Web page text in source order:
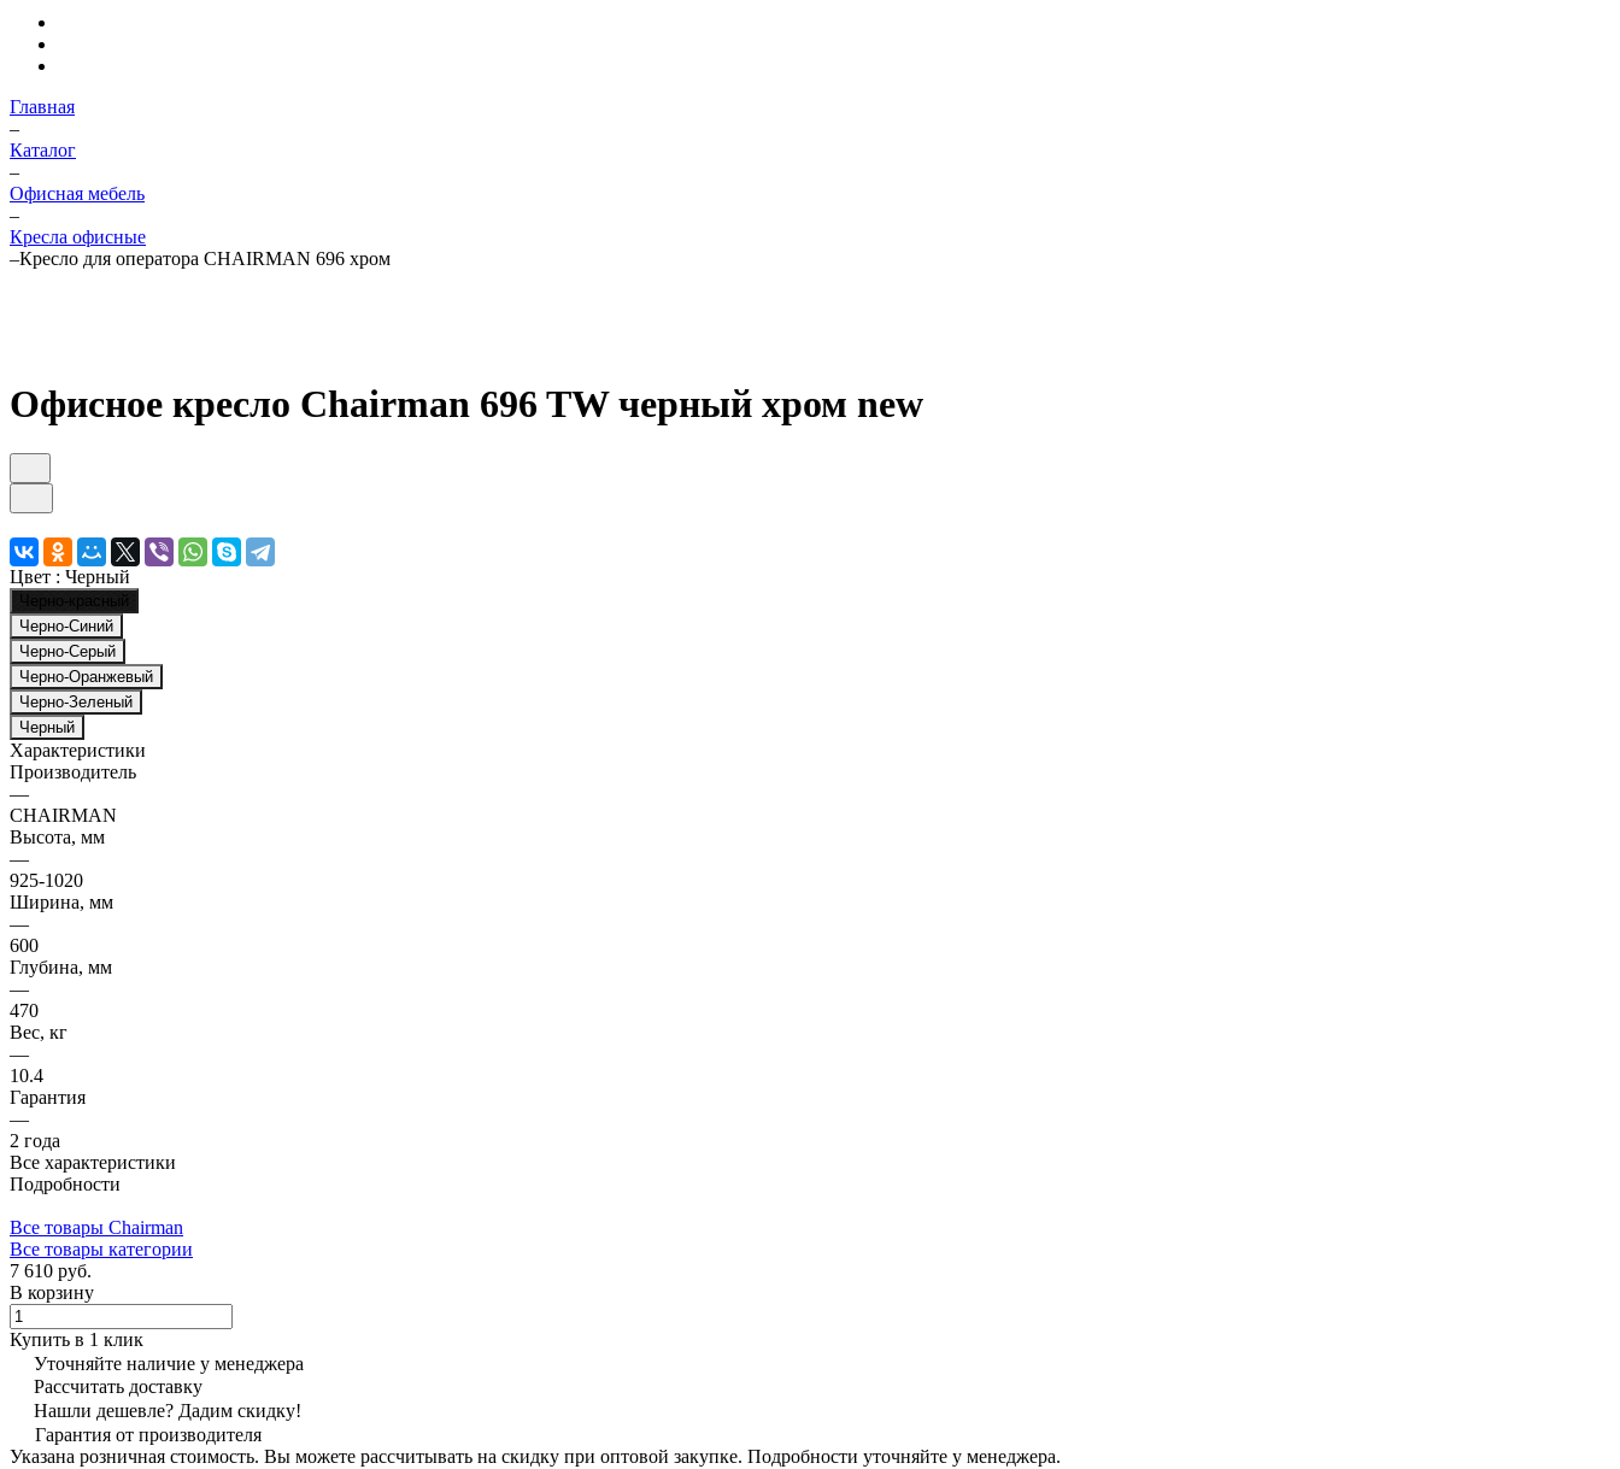
Главная
–
Каталог
–
Офисная мебель
–
Кресла офисные
–Кресло для оператора CHAIRMAN 696 хром
Офисное кресло Chairman 696 TW черный хром new
Цвет : Черный
Черно-красный
Черно-Синий
Черно-Серый
Черно-Оранжевый
Черно-Зеленый
Черный
Характеристики
Производитель
—
CHAIRMAN
Высота, мм
—
925-1020
Ширина, мм
—
600
Глубина, мм
—
470
Вес, кг
—
10.4
Гарантия
—
2 года
Все характеристики
Подробности
Все товары Сhairman
Все товары категории
7 610 руб.
В корзину
Купить в 1 клик
Уточняйте наличие у менеджера
Рассчитать доставку
Нашли дешевле? Дадим скидку!
Гарантия от производителя
Указана розничная стоимость. Вы можете рассчитывать на скидку при оптовой закупке. Подробности уточняйте у менеджера.